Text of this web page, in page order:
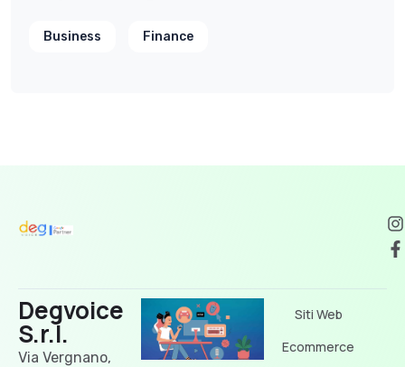
Business Finance
Degvoice
S.r.l.
Via Vergnano,
Siti Web
Ecommerce